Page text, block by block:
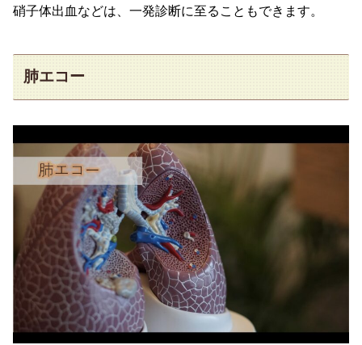
硝子体出血などは、一発診断に至ることもできます。
肺エコー